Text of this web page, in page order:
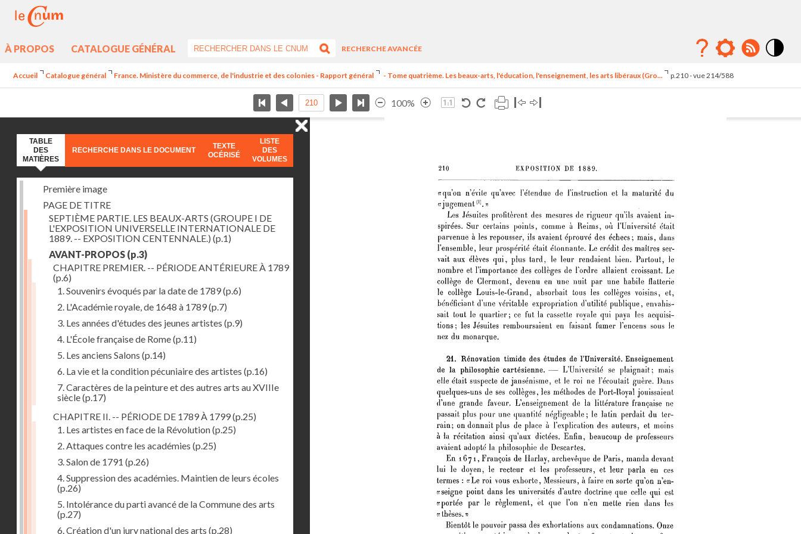
À PROPOS CATALOGUE GÉNÉRAL
RECHERCHE AVANCÉE
Accueil Catalogue général France. Ministère du commerce, de l'industrie et des colonies - Rapport général - Tome quatrième. Les beaux-arts, l'éducation, l'enseignement, les arts libéraux (Gro... p.210 - vue 214/588
100%
TABLE
DES
MATIÈRES
RECHERCHE DANS LE DOCUMENT
TEXTE
OCÉRISÉ
LISTE
DES
VOLUMES
Première image
PAGE DE TITRE
SEPTIÈME PARTIE. LES BEAUX-ARTS (GROUPE I DE
L'EXPOSITION UNIVERSELLE INTERNATIONALE DE
1889. -- EXPOSITION CENTENNALE.) (p.1)
AVANT-PROPOS (p.3)
CHAPITRE PREMIER. -- PÉRIODE ANTÉRIEURE À 1789
(p.6)
1. Souvenirs évoqués par la date de 1789(p.6)
2. L'Académie royale, de 1648 à 1789(p.7)
3. Les années d'études des jeunes artistes (p.9)
4. L'École française de Rome(p.11)
5. Les anciens Salons (p.14)
6. La vie et la condition pécuniaire des artistes (p.16)
7. Caractères de la peinture et des autres arts au XVIIIe
siècle(p.17)
CHAPITRE II. -- PÉRIODE DE 1789 À 1799(p.25)
1. Les artistes en face de la Révolution(p.25)
2. Attaques contre les académies (p.25)
3. Salon de 1791 (p.26)
4. Suppression des académies. Maintien de leurs écoles
(p.26)
5. Intolérance du parti avancé de la Commune des arts
(p.27)
6. Création d'un jury national des arts (p.28)